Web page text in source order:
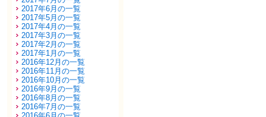
2017年6月の一覧
2017年5月の一覧
2017年4月の一覧
2017年3月の一覧
2017年2月の一覧
2017年1月の一覧
2016年12月の一覧
2016年11月の一覧
2016年10月の一覧
2016年9月の一覧
2016年8月の一覧
2016年7月の一覧